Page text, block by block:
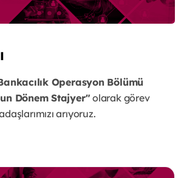
Operasyon Bölümü
Dönem Stajyer"olarak görev
arıyoruz.